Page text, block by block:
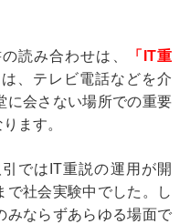
読み合わせは、
「IT重
、テレビ電話などを介
に会さない場所での重要
ます。
ではIT重説の運用が開
で社会実験中でした。し
みならずあらゆる場面で